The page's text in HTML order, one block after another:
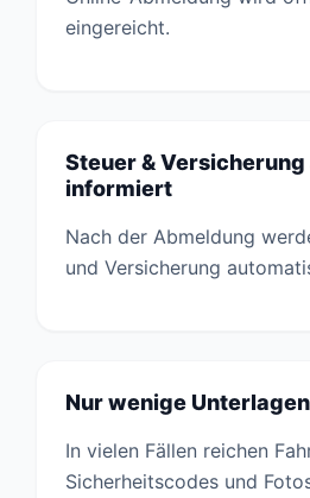
eingereicht.
Steuer &
informiert
Nach der Abmeldung
und Versicherung
Nur wenige
In vielen Fällen reichen
Sicherheitscodes und